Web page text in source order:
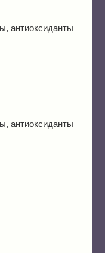
антиоксиданты
антиоксиданты